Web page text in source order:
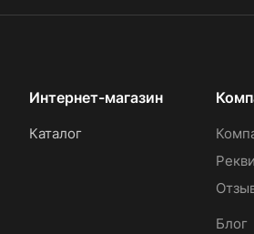
Интернет-магазин
Каталог
Блог